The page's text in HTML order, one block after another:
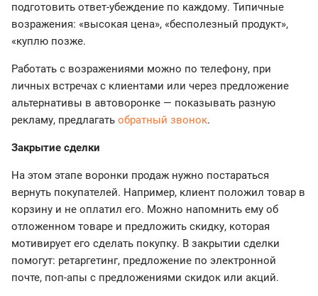
подготовить ответ-убеждение по каждому. Типичные
возражения: «высокая цена», «бесполезный продукт»,
«куплю позже.
Работать с возражениями можно по телефону, при
личных встречах с клиентами или через предложение
альтернативы в автоворонке — показывать разную
рекламу, предлагать обратный звонок.
Закрытие сделки
На этом этапе воронки продаж нужно постараться
вернуть покупателей. Например, клиент положил товар в
корзину и не оплатил его. Можно напомнить ему об
отложенном товаре и предложить скидку, которая
мотивирует его сделать покупку. В закрытии сделки
помогут: ретаргетинг, предложение по электронной
почте, поп-апы с предложениями скидок или акций.